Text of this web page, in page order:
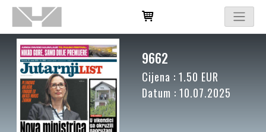
9662
Cijena : 1.50 EUR
Datum : 10.07.2025